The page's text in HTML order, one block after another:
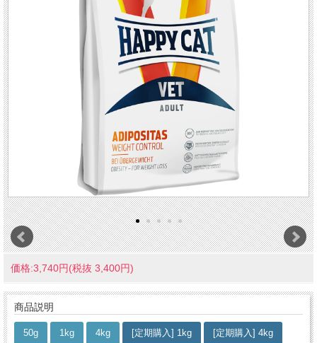
価格:3,740円(税抜 3,400円)
商品説明
50g 1kg 4kg [定期購入] 1kg [定期購入] 4kg